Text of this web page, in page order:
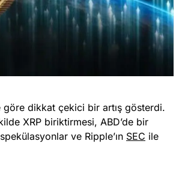
göre dikkat çekici bir artış gösterdi.
XRP biriktirmesi, ABD’de bir
ve Ripple’ın SEC ile